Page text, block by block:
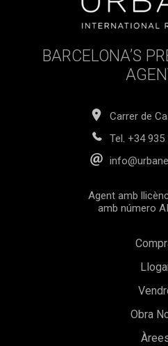
BARCELONA’S
Carrer de
Tel. +34 935
Agent amb
amb número
Obra